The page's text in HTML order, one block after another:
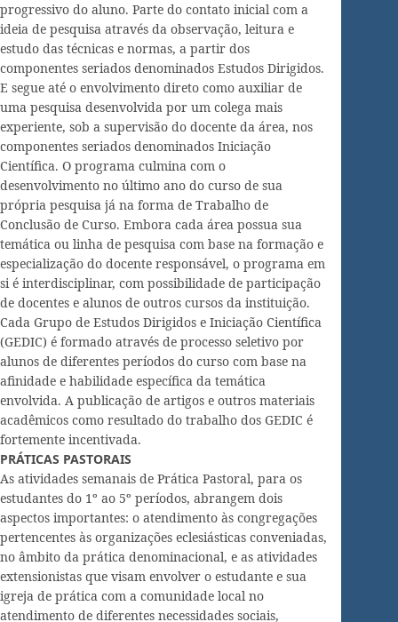
progressivo do aluno. Parte do contato inicial com a
ideia de pesquisa através da observação, leitura e
estudo das técnicas e normas, a partir dos
componentes seriados denominados Estudos Dirigidos.
E segue até o envolvimento direto como auxiliar de
uma pesquisa desenvolvida por um colega mais
experiente, sob a supervisão do docente da área, nos
componentes seriados denominados Iniciação
Científica. O programa culmina com o
desenvolvimento no último ano do curso de sua
própria pesquisa já na forma de Trabalho de
Conclusão de Curso. Embora cada área possua sua
temática ou linha de pesquisa com base na formação e
especialização do docente responsável, o programa em
si é interdisciplinar, com possibilidade de participação
de docentes e alunos de outros cursos da instituição.
Cada Grupo de Estudos Dirigidos e Iniciação Científica
(GEDIC) é formado através de processo seletivo por
alunos de diferentes períodos do curso com base na
afinidade e habilidade específica da temática
envolvida. A publicação de artigos e outros materiais
acadêmicos como resultado do trabalho dos GEDIC é
fortemente incentivada.
PRÁTICAS PASTORAIS
As atividades semanais de Prática Pastoral, para os
estudantes do 1º ao 5º períodos, abrangem dois
aspectos importantes: o atendimento às congregações
pertencentes às organizações eclesiásticas conveniadas,
no âmbito da prática denominacional, e as atividades
extensionistas que visam envolver o estudante e sua
igreja de prática com a comunidade local no
atendimento de diferentes necessidades sociais,